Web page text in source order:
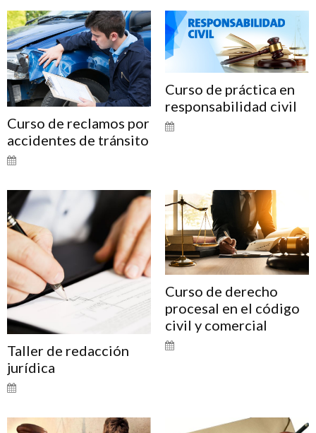
Curso de reclamos por
accidentes de tránsito
Curso de práctica en
responsabilidad civil
Taller de redacción
jurídica
Curso de derecho
procesal en el código
civil y comercial